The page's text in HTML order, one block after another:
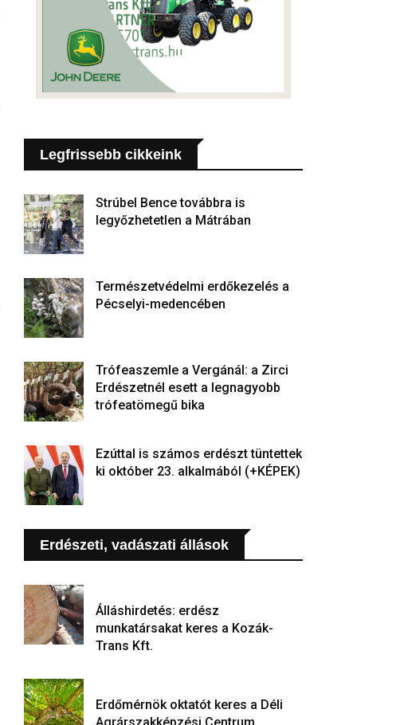
Legfrissebb cikkeink
Strúbel Bence továbbra is
legyőzhetetlen a Mátrában
Természetvédelmi erdőkezelés a
Pécselyi-medencében
Trófeaszemle a Vergánál: a Zirci
Erdészetnél esett a legnagyobb
trófeatömegű bika
Ezúttal is számos erdészt tüntettek
ki október 23. alkalmából (+KÉPEK)
Erdészeti, vadászati állások
Álláshirdetés: erdész
munkatársakat keres a Kozák-
Trans Kft.
Erdőmérnök oktatót keres a Déli
Agrárszakképzési Centrum